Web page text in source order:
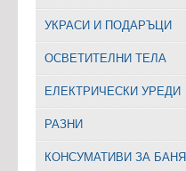
УКРАСИ И ПОДАРЪЦИ
ОСВЕТИТЕЛНИ ТЕЛА
EЛЕКТРИЧЕСКИ УРЕДИ
РАЗНИ
КОНСУМАТИВИ ЗА БАНЯ